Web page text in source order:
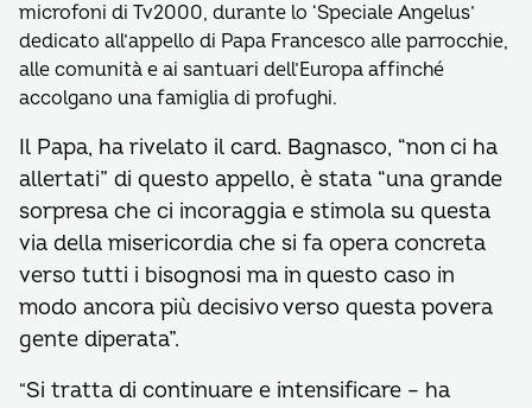
microfoni di Tv2000, durante lo ‘Speciale Angelus’
dedicato all’appello di Papa Francesco alle parrocchie,
alle comunità e ai santuari dell’Europa affinché
accolgano una famiglia di profughi.
Il Papa, ha rivelato il card. Bagnasco, “non ci ha
allertati” di questo appello, è stata “una grande
sorpresa che ci incoraggia e stimola su questa
via della misericordia che si fa opera concreta
verso tutti i bisognosi ma in questo caso in
modo ancora più decisivo verso questa povera
gente diperata”.
“Si tratta di continuare e intensificare – ha